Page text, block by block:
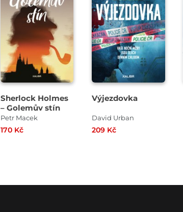
Sherlock Holmes
– Golemův stín
Petr Macek
170 Kč
Výjezdovka
David Urban
209 Kč